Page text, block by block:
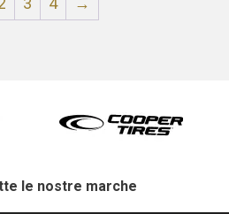
le nostre marche